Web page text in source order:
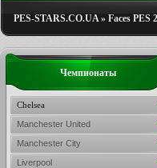
PES-STARS.CO.UA» Faces PES
Чемпионаты
Chelsea
Manchester United
Manchester City
Liverpool